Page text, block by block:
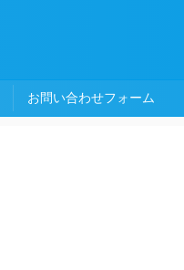
お問い合わせフォーム